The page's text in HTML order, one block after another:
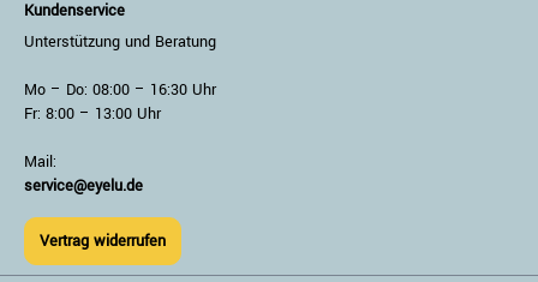
Kundenservice
Unterstützung und Beratung
Mo – Do: 08:00 – 16:30 Uhr
Fr: 8:00 – 13:00 Uhr
Mail:
service@eyelu.de
Vertrag widerrufen